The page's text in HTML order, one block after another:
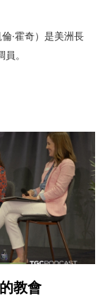
倫·霍奇）是美洲長
。
教會